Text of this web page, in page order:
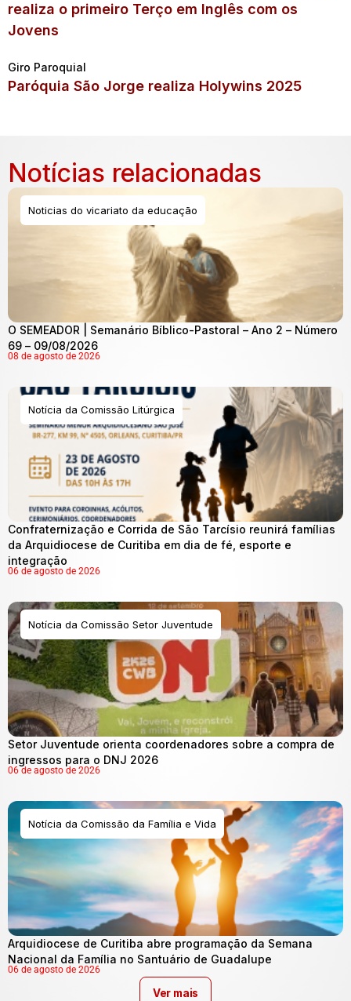
realiza o primeiro Terço em Inglês com os
Jovens
Giro Paroquial
Paróquia São Jorge realiza Holywins 2025
Notícias relacionadas
Noticias do vicariato da educação
O SEMEADOR | Semanário Bíblico-Pastoral – Ano 2 – Número
69 – 09/08/2026
08 de agosto de 2026
Notícia da Comissão Litúrgica
Confraternização e Corrida de São Tarcísio reunirá famílias
da Arquidiocese de Curitiba em dia de fé, esporte e
integração
06 de agosto de 2026
Notícia da Comissão Setor Juventude
Setor Juventude orienta coordenadores sobre a compra de
ingressos para o DNJ 2026
06 de agosto de 2026
Notícia da Comissão da Família e Vida
Arquidiocese de Curitiba abre programação da Semana
Nacional da Família no Santuário de Guadalupe
06 de agosto de 2026
Ver mais